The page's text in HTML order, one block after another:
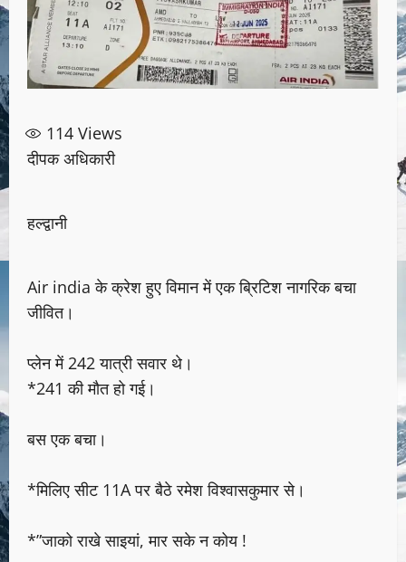
114 Views
दीपक अधिकारी
हल्द्वानी
Air india के क्रेश हुए विमान में एक ब्रिटिश नागरिक बचा
जीवित।
प्लेन में 242 यात्री सवार थे।
*241 की मौत हो गई।
बस एक बचा।
*मिलिए सीट 11A पर बैठे रमेश विश्वासकुमार से।
*”जाको राखे साइयां, मार सके न कोय !